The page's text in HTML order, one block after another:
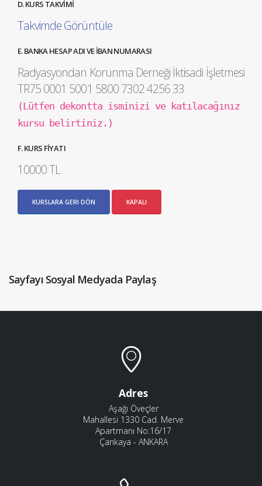
D. KURS TAKVİMİ
Takvimde Görüntüle
E. BANKA HESAP ADI VE İBAN NUMARASI
Radyasyondan Korunma Derneği İktisadi İşletmesi
TR75 0001 5001 5800 7302 4256 33
(Lütfen dekontta isminizi ve katılacağınız
kursu belirtiniz.)
F. KURS FİYATI
10000 TL
KURSLARA GERI DÖN KAPALI
Sayfayı Sosyal Medyada Paylaş
Adres
Aşağı Öveçler
Mahallesi 1330 Cad. Merve
Apartmanı No:16/17
Çankaya - ANKARA